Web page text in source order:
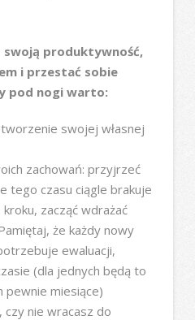
swoją produktywność,
i przestać sobie
pod nogi warto:
swojej własnej
zachowań: przyjrzeć
tego czasu ciągle brakuje
zacząć wdrażać
że każdy nowy
ewaluacji,
(dla jednych będą to
pewnie miesiące)
nie wracasz do